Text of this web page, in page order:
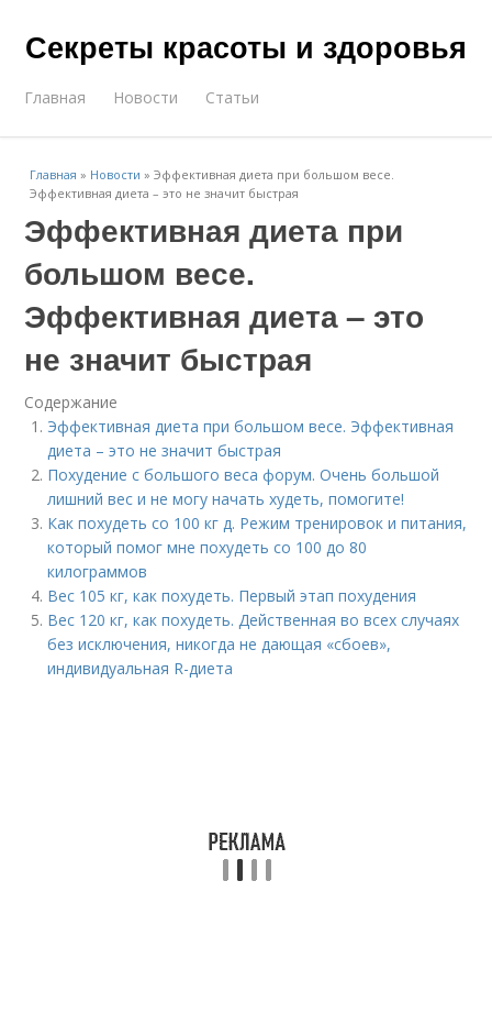
Секреты красоты и здоровья
Главная Новости Статьи
Главная » Новости »Эффективная диета при большом весе.
Эффективная диета – это не значит быстрая
Эффективная диета при
большом весе.
Эффективная диета – это
не значит быстрая
Содержание
Эффективная диета при большом весе. Эффективная
диета – это не значит быстрая
Похудение с большого веса форум. Очень большой
лишний вес и не могу начать худеть, помогите!
Как похудеть со 100 кг д. Режим тренировок и питания,
который помог мне похудеть со 100 до 80
килограммов
Вес 105 кг, как похудеть. Первый этап похудения
Вес 120 кг, как похудеть. Действенная во всех случаях
без исключения, никогда не дающая «сбоев»,
индивидуальная R-диета